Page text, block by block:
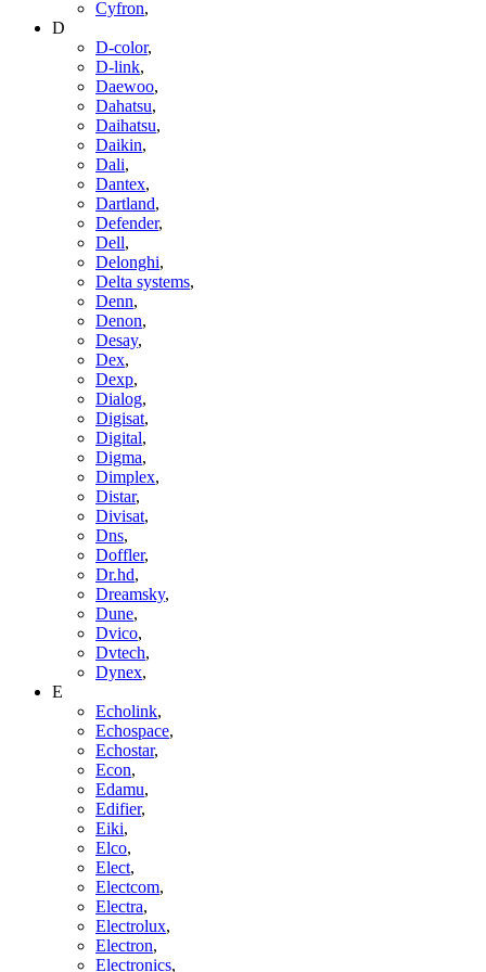
Cyfron,
D
D-color,
D-link,
Daewoo,
Dahatsu,
Daihatsu,
Daikin,
Dali,
Dantex,
Dartland,
Defender,
Dell,
Delonghi,
Delta systems,
Denn,
Denon,
Desay,
Dex,
Dexp,
Dialog,
Digisat,
Digital,
Digma,
Dimplex,
Distar,
Divisat,
Dns,
Doffler,
Dr.hd,
Dreamsky,
Dune,
Dvico,
Dvtech,
Dynex,
E
Echolink,
Echospace,
Echostar,
Econ,
Edamu,
Edifier,
Eiki,
Elco,
Elect,
Electcom,
Electra,
Electrolux,
Electron,
Electronics,